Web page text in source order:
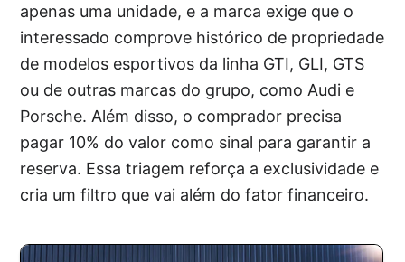
apenas uma unidade, e a marca exige que o
interessado comprove histórico de propriedade
de modelos esportivos da linha GTI, GLI, GTS
ou de outras marcas do grupo, como Audi e
Porsche. Além disso, o comprador precisa
pagar 10% do valor como sinal para garantir a
reserva. Essa triagem reforça a exclusividade e
cria um filtro que vai além do fator financeiro.